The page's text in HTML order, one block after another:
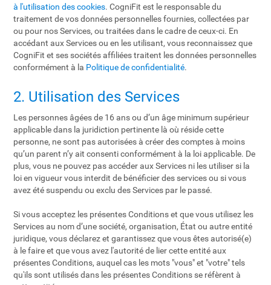
à l'utilisation des cookies. CogniFit est le responsable du
traitement de vos données personnelles fournies, collectées par
ou pour nos Services, ou traitées dans le cadre de ceux-ci. En
accédant aux Services ou en les utilisant, vous reconnaissez que
CogniFit et ses sociétés affiliées traitent les données personnelles
conformément à la Politique de confidentialité.
2. Utilisation des Services
Les personnes âgées de 16 ans ou d’un âge minimum supérieur
applicable dans la juridiction pertinente là où réside cette
personne, ne sont pas autorisées à créer des comptes à moins
qu’un parent n’y ait consenti conformément à la loi applicable. De
plus, vous ne pouvez pas accéder aux Services ni les utiliser si la
loi en vigueur vous interdit de bénéficier des services ou si vous
avez été suspendu ou exclu des Services par le passé.
Si vous acceptez les présentes Conditions et que vous utilisez les
Services au nom d’une société, organisation, État ou autre entité
juridique, vous déclarez et garantissez que vous êtes autorisé(e)
à le faire et que vous avez l'autorité de lier cette entité aux
présentes Conditions, auquel cas les mots "vous" et "votre" tels
qu'ils sont utilisés dans les présentes Conditions se réfèrent à